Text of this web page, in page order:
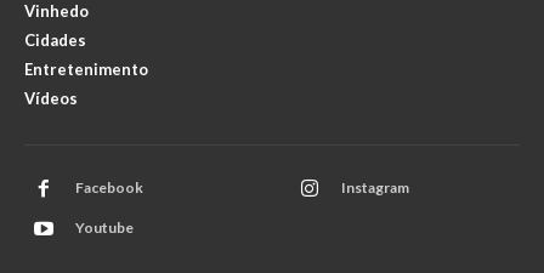
Vinhedo
Cidades
Entretenimento
Vídeos
Facebook Instagram
Youtube